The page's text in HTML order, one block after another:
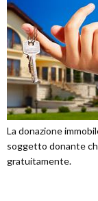
La donazione
soggetto donante
gratuitamente.